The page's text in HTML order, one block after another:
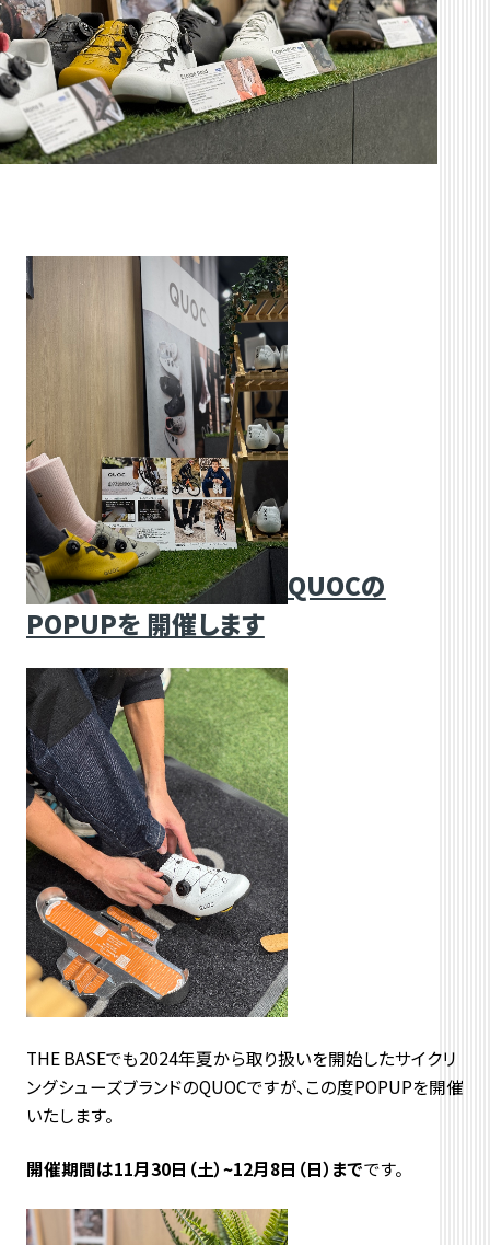
QUOCの
POPUPを 開催します
THE BASEでも2024年夏から取り扱いを開始したサイクリ
ングシューズブランドのQUOCですが、この度POPUPを開催
いたします。
開催期間は11月30日（土）~12月8日（日）までです。